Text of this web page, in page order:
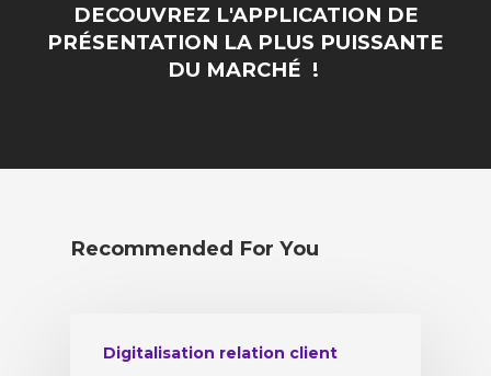
DECOUVREZ L'APPLICATION DE
PRÉSENTATION LA PLUS PUISSANTE
DU MARCHÉ !
Recommended For You
Digitalisation relation client